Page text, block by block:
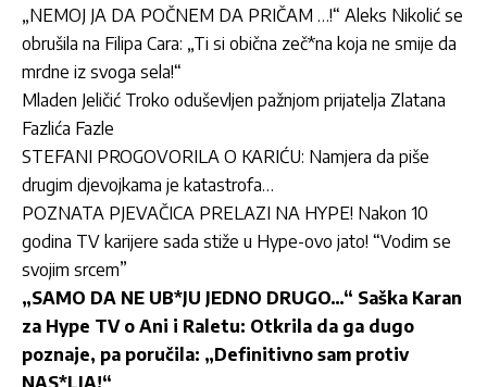
„NEMOJ JA DA POČNEM DA PRIČAM …!“ Aleks Nikolić se
obrušila na Filipa Cara: „Ti si obična zeč*na koja ne smije da
mrdne iz svoga sela!“
Mladen Jeličić Troko oduševljen pažnjom prijatelja Zlatana
Fazlića Fazle
STEFANI PROGOVORILA O KARIĆU: Namjera da piše
drugim djevojkama je katastrofa…
POZNATA PJEVAČICA PRELAZI NA HYPE! Nakon 10
godina TV karijere sada stiže u Hype-ovo jato! “Vodim se
svojim srcem”
„SAMO DA NE UB*JU JEDNO DRUGO…“ Saška Karan
za Hype TV o Ani i Raletu: Otkrila da ga dugo
poznaje, pa poručila: „Definitivno sam protiv